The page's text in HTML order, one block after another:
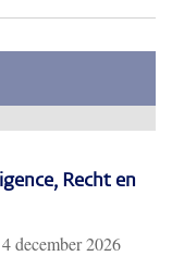
Recht en
4 december 2026